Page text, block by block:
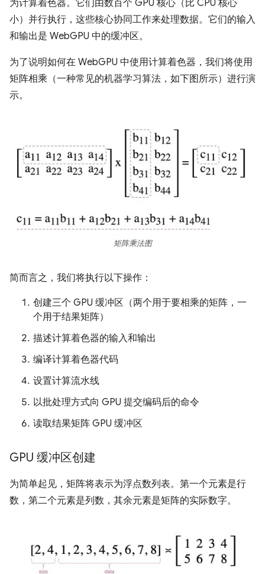
为计算着色器。它们由数百个 GPU 核心（比 CPU 核心
小）并行执行，这些核心协同工作来处理数据。它们的输入
和输出是 WebGPU 中的缓冲区。
为了说明如何在 WebGPU 中使用计算着色器，我们将使用
矩阵相乘（一种常见的机器学习算法，如下图所示）进行演
示。
矩阵乘法图
简而言之，我们将执行以下操作：
创建三个 GPU 缓冲区（两个用于要相乘的矩阵，一
个用于结果矩阵）
描述计算着色器的输入和输出
编译计算着色器代码
设置计算流水线
以批处理方式向 GPU 提交编码后的命令
读取结果矩阵 GPU 缓冲区
GPU 缓冲区创建
为简单起见，矩阵将表示为浮点数列表。第一个元素是行
数，第二个元素是列数，其余元素是矩阵的实际数字。